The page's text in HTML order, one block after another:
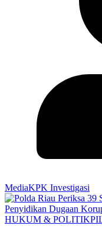
MediaKPK Investigasi
HUKUM & POLITIK